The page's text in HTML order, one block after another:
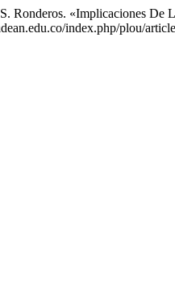
Ronderos. «Implicaciones De
index.php/plou/